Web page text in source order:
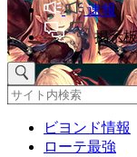
速報
掲示板
ビヨンド情報
ローテ最強